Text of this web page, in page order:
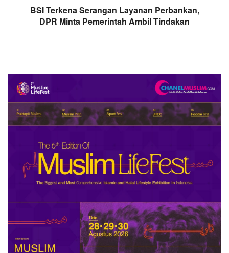
BSI Terkena Serangan Layanan Perbankan,
DPR Minta Pemerintah Ambil Tindakan